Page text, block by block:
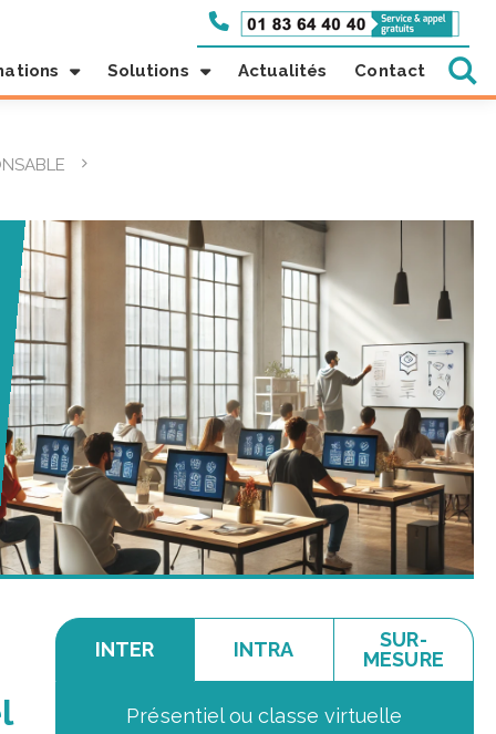
Solutions Actualités Contact
INTER INTRA
SUR-
MESURE
Présentiel ou classe virtuelle